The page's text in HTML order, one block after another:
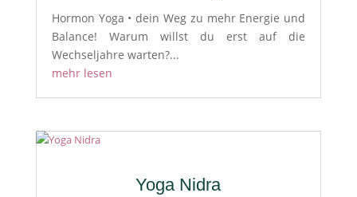
Hormon Yoga • dein Weg zu mehr Energie und
Balance! Warum willst du erst auf die
Wechseljahre warten?...
mehr lesen
Yoga Nidra